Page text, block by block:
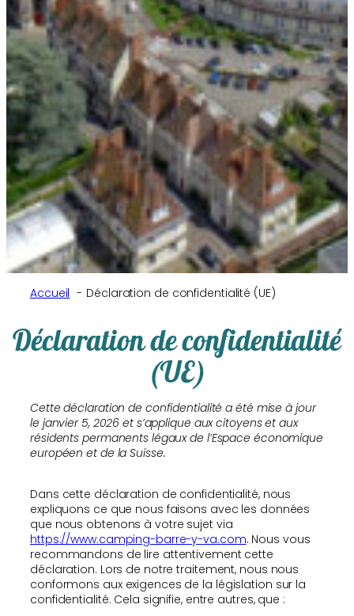
Accueil Déclaration de confidentialité (UE)
Déclaration de confidentialité
(UE)
Cette déclaration de confidentialité a été mise à jour
le janvier 5, 2026 et s’applique aux citoyens et aux
résidents permanents légaux de l’Espace économique
européen et de la Suisse.
Dans cette déclaration de confidentialité, nous
expliquons ce que nous faisons avec les données
que nous obtenons à votre sujet via
https://www.camping-barre-y-va.com. Nous vous
recommandons de lire attentivement cette
déclaration. Lors de notre traitement, nous nous
conformons aux exigences de la législation sur la
confidentialité. Cela signifie, entre autres, que :